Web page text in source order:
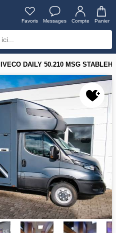
Favoris Messages Compte Panier
IVECO DAILY 50.210 MSG